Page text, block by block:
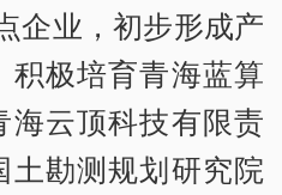
企业，初步形成产
积极培育青海蓝算
云顶科技有限责
勘测规划研究院